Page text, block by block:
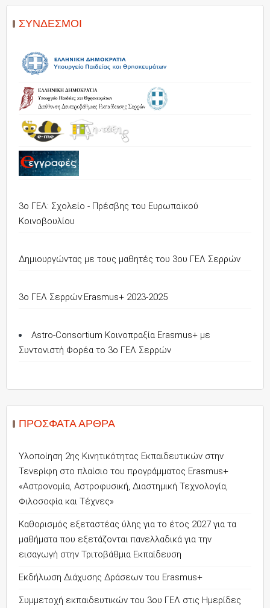
ΣΎΝΔΕΣΜΟΙ
3ο ΓΕΛ: Σχολείο - Πρέσβης του Ευρωπαϊκού
Κοινοβουλίου
Δημιουργώντας με τους μαθητές του 3ου ΓΕΛ Σερρών
3o ΓΕΛ Σερρών:Erasmus+ 2023-2025
Astro-Consortium Κοινοπραξία Erasmus+ με
Συντονιστή Φορέα το 3ο ΓΕΛ Σερρών
ΠΡΌΣΦΑΤΑ ΆΡΘΡΑ
Υλοποίηση 2ης Κινητικότητας Εκπαιδευτικών στην
Τενερίφη στο πλαίσιο του προγράμματος Erasmus+
«Αστρονομία, Αστροφυσική, Διαστημική Τεχνολογία,
Φιλοσοφία και Τέχνες»
Καθορισμός εξεταστέας ύλης για το έτος 2027 για τα
μαθήματα που εξετάζονται πανελλαδικά για την
εισαγωγή στην Τριτοβάθμια Εκπαίδευση
Εκδήλωση Διάχυσης Δράσεων του Erasmus+
Συμμετοχή εκπαιδευτικών του 3ου ΓΕΛ στις Ημερίδες